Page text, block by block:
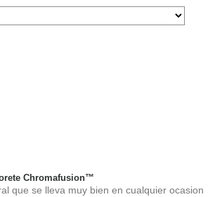
Chromafusion™
que se lleva muy bien en cualquier ocasion